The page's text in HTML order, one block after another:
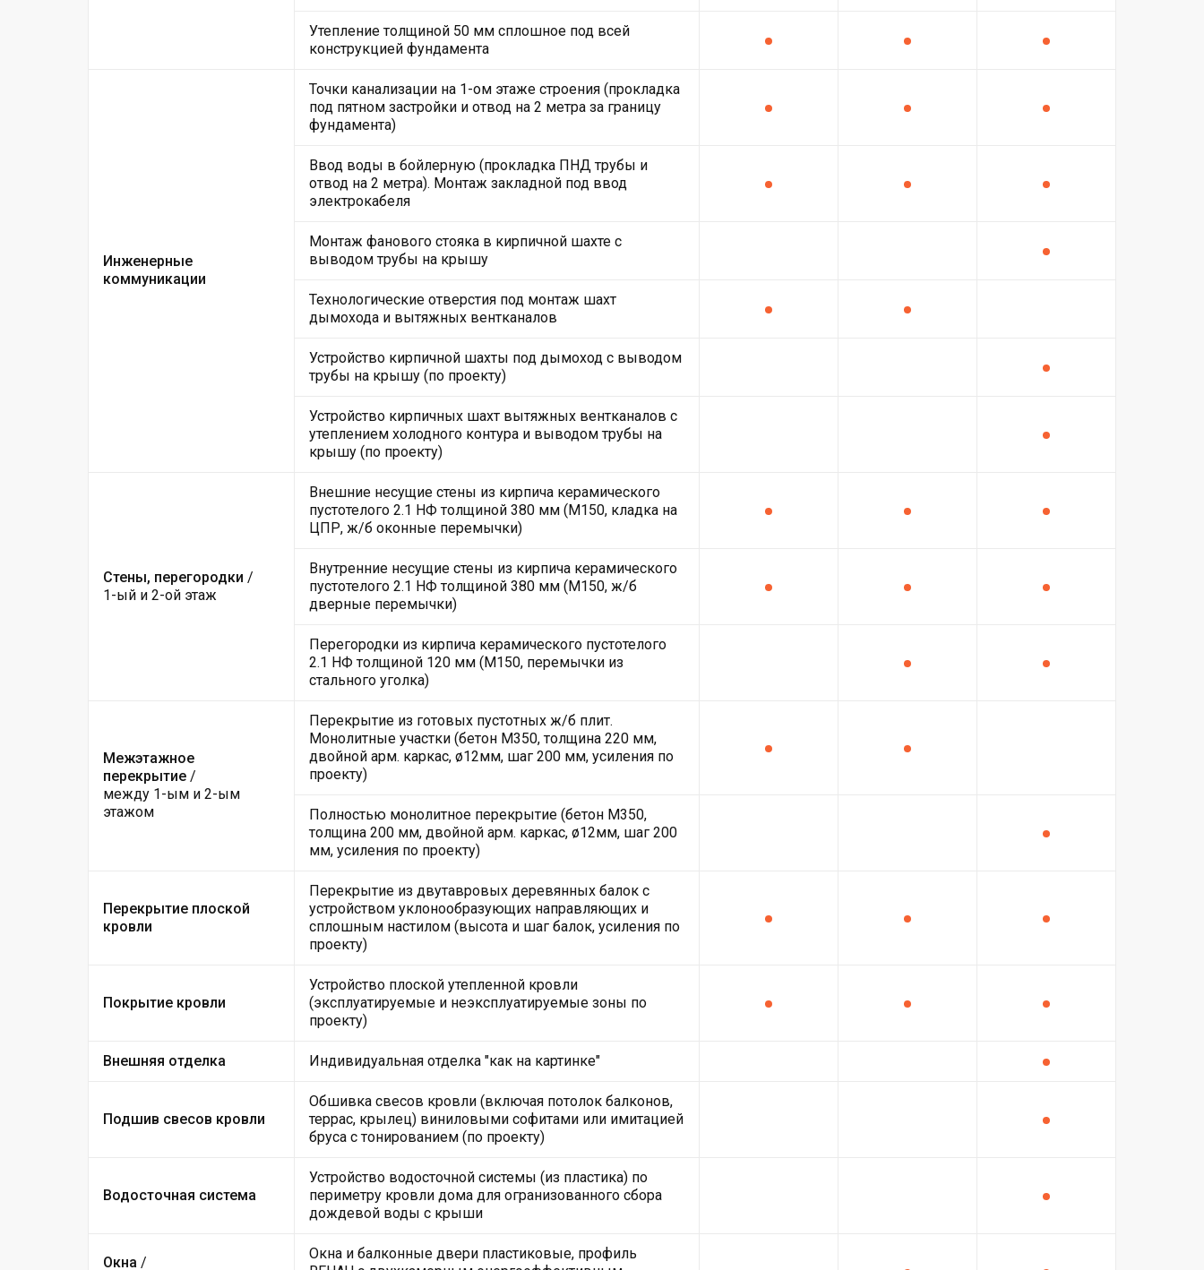
Утепление толщиной 50 мм сплошное под всей
конструкцией фундамента
Инженерные
коммуникации
Точки канализации на 1-ом этаже строения (прокладка
под пятном застройки и отвод на 2 метра за границу
фундамента)
Ввод воды в бойлерную (прокладка ПНД трубы и
отвод на 2 метра). Монтаж закладной под ввод
электрокабеля
Монтаж фанового стояка в кирпичной шахте с
выводом трубы на крышу
Технологические отверстия под монтаж шахт
дымохода и вытяжных вентканалов
Устройство кирпичной шахты под дымоход с выводом
трубы на крышу (по проекту)
Устройство кирпичных шахт вытяжных вентканалов с
утеплением холодного контура и выводом трубы на
крышу (по проекту)
Стены, перегородки /
1-ый и 2-ой этаж
Внешние несущие стены из кирпича керамического
пустотелого 2.1 НФ толщиной 380 мм (М150, кладка на
ЦПР, ж/б оконные перемычки)
Внутренние несущие стены из кирпича керамического
пустотелого 2.1 НФ толщиной 380 мм (М150, ж/б
дверные перемычки)
Перегородки из кирпича керамического пустотелого
2.1 НФ толщиной 120 мм (М150, перемычки из
стального уголка)
Межэтажное
перекрытие /
между 1-ым и 2-ым
этажом
Перекрытие из готовых пустотных ж/б плит.
Монолитные участки (бетон М350, толщина 220 мм,
двойной арм. каркас, ø12мм, шаг 200 мм, усиления по
проекту)
Полностью монолитное перекрытие (бетон М350,
толщина 200 мм, двойной арм. каркас, ø12мм, шаг 200
мм, усиления по проекту)
Перекрытие плоской
кровли
Перекрытие из двутавровых деревянных балок с
устройством уклонообразующих направляющих и
сплошным настилом (высота и шаг балок, усиления по
проекту)
Покрытие кровли
Устройство плоской утепленной кровли
(эксплуатируемые и неэксплуатируемые зоны по
проекту)
Внешняя отделка Индивидуальная отделка "как на картинке"
Подшив свесов кровли
Обшивка свесов кровли (включая потолок балконов,
террас, крылец) виниловыми софитами или имитацией
бруса с тонированием (по проекту)
Водосточная система
Устройство водосточной системы (из пластика) по
периметру кровли дома для огранизованного сбора
дождевой воды с крыши
Окна /
Окна и балконные двери пластиковые, профиль